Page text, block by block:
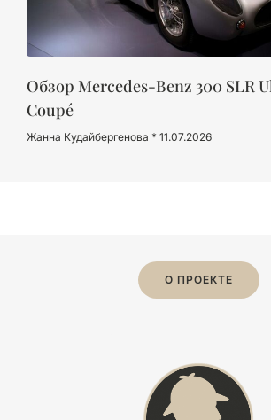
Обзор Mercedes-Benz 300 SLR
Coupé
Жанна Кудайбергенова 11.07.2026
О ПРОЕКТЕ